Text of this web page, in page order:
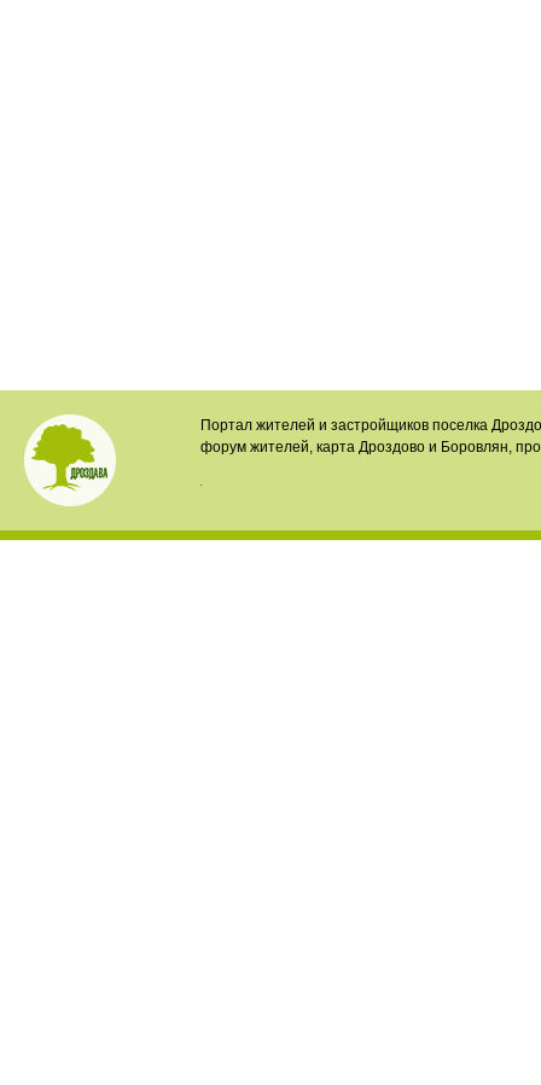
Портал жителей и застройщиков поселка
форум жителей, карта Дроздово и Боровлян,